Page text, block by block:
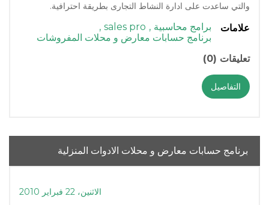
والتي ساعدت على ادارة النشاط التجارى بطريقة احترافية.
علامات برامج محاسبية ,
sales pro
,
برنامج حسابات معارض و محلات المفروشات
تعليقات (0)
التفاصيل
برنامج حسابات معارض و محلات الادوات المنزلية
الاثنين، 22 فبراير 2010